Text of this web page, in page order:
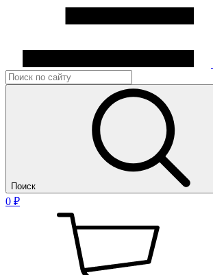
Поиск
0 ₽